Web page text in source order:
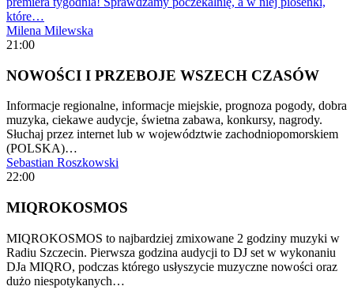
które…
Milena Milewska
21:00
NOWOŚCI I PRZEBOJE WSZECH CZASÓW
Informacje regionalne, informacje miejskie, prognoza pogody, dobra
muzyka, ciekawe audycje, świetna zabawa, konkursy, nagrody.
Słuchaj przez internet lub w województwie zachodniopomorskiem
(POLSKA)…
Sebastian Roszkowski
22:00
MIQROKOSMOS
MIQROKOSMOS to najbardziej zmixowane 2 godziny muzyki w
Radiu Szczecin. Pierwsza godzina audycji to DJ set w wykonaniu
DJa MIQRO, podczas którego usłyszycie muzyczne nowości oraz
dużo niespotykanych…